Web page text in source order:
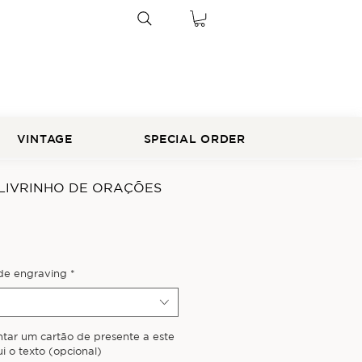
VINTAGE SPECIAL ORDER
DE ORAÇÕES
engraving *
um cartão de presente a este
o texto (opcional)